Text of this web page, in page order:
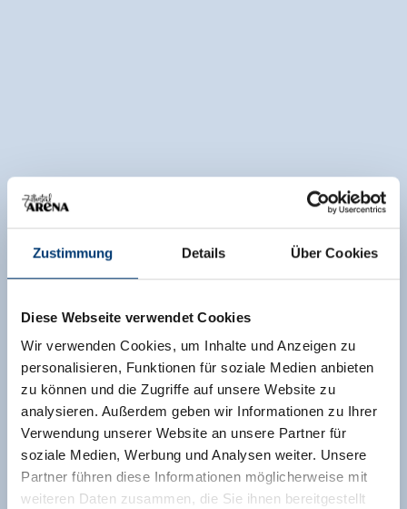
Zustimmung Details Über Cookies
Diese Webseite verwendet Cookies
Wir verwenden Cookies, um Inhalte und Anzeigen zu
personalisieren, Funktionen für soziale Medien anbieten
zu können und die Zugriffe auf unsere Website zu
analysieren. Außerdem geben wir Informationen zu Ihrer
Verwendung unserer Website an unsere Partner für
soziale Medien, Werbung und Analysen weiter. Unsere
Partner führen diese Informationen möglicherweise mit
weiteren Daten zusammen, die Sie ihnen bereitgestellt